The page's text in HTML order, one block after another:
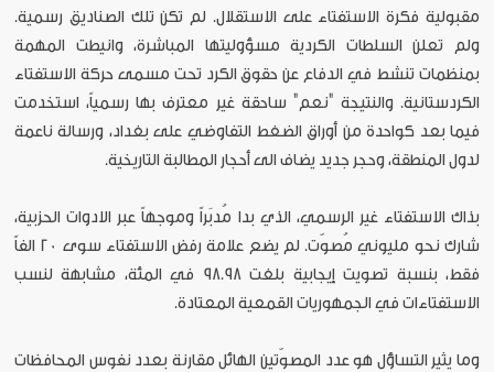
مقبولية فكرة الاستفتاء على الاستقلال. لم تكن تلك الصناديق رسمية.
ولم تعلن السلطات الكردية مسؤوليتها المباشرة، وانيطت المهمة
بمنظمات تنشط في الدفاع عن حقوق الكرد تحت مسمى حركة الاستفتاء
الكردستانية. والنتيجة "نعم" ساحقة غير معترف بها رسمياً، استخدمت
فيما بعد كواحدة من أوراق الضغط التفاوضي على بغداد، ورسالة ناعمة
لدول المنطقة، وحجر جديد يضاف الى أحجار المطالبة التاريخية.
بذاك الاستفتاء غير الرسمي، الذي بدا مُدبَراً وموجهاً عبر الادوات الحزبية،
شارك نحو مليوني مُصوّت. لم يضع علامة رفض الاستفتاء سوى 20 الفاً
فقط، بنسبة تصويت إيجابية بلغت 98.98 في المئة، مشابهة لنسب
الاستفتاءات في الجمهوريات القمعية المعتادة.
وما يثير التساؤل هو عدد المصوّتين الهائل مقارنة بعدد نفوس المحافظات